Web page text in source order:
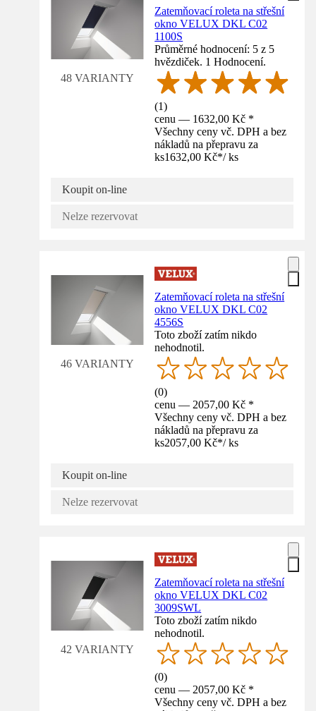
48 VARIANTY
Zatemňovací roleta na střešní
okno VELUX DKL C02
1100S
Průměrné hodnocení: 5 z 5
hvězdiček. 1 Hodnocení.
(1)
cenu — 1632,00 Kč *
Všechny ceny vč. DPH a bez
nákladů na přepravu za
ks1632,00 Kč*/ ks
Koupit on-line
Nelze rezervovat
46 VARIANTY
Zatemňovací roleta na střešní
okno VELUX DKL C02
4556S
Toto zboží zatím nikdo
nehodnotil.
(0)
cenu — 2057,00 Kč *
Všechny ceny vč. DPH a bez
nákladů na přepravu za
ks2057,00 Kč*/ ks
Koupit on-line
Nelze rezervovat
42 VARIANTY
Zatemňovací roleta na střešní
okno VELUX DKL C02
3009SWL
Toto zboží zatím nikdo
nehodnotil.
(0)
cenu — 2057,00 Kč *
Všechny ceny vč. DPH a bez